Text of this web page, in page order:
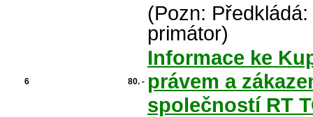
(Pozn:
primátor)
6 80. -
Informace ke
právem a
společností RT